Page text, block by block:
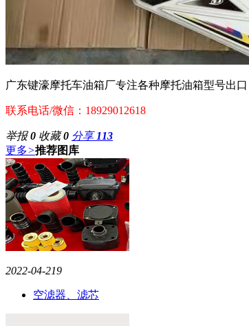
广东键濠摩托车油箱厂专注各种摩托油箱型号出
联系电话/微信：18929012618
举报0 收藏0 分享 113
更多>推荐图库
2022-04-219
空滤器、滤芯